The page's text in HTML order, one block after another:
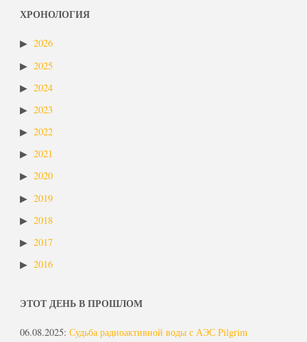
ХРОНОЛОГИЯ
2026
2025
2024
2023
2022
2021
2020
2019
2018
2017
2016
ЭТОТ ДЕНЬ В ПРОШЛОМ
06.08.2025: Судьба радиоактивной воды с АЭС Pilgrim